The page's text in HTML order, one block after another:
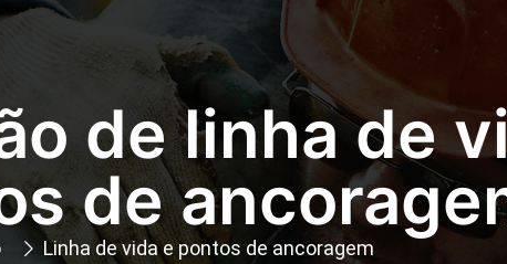
de linha de
de
Linha de vida e pontos de ancoragem